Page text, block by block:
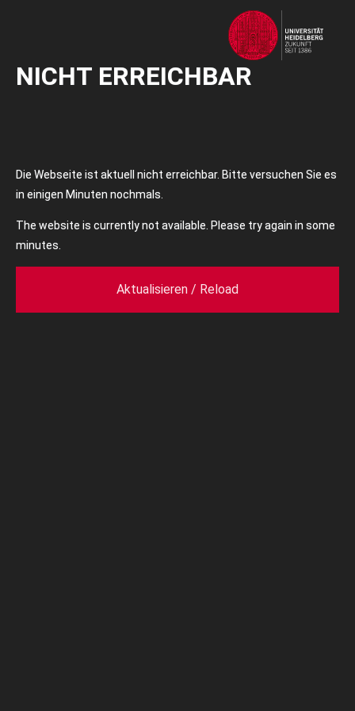
NICHT ERREICHBAR
Die Webseite ist aktuell nicht erreichbar. Bitte versuchen Sie es
in einigen Minuten nochmals.
The website is currently not available. Please try again in some
minutes.
Aktualisieren / Reload